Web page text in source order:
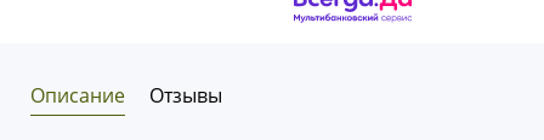
Описание Отзывы